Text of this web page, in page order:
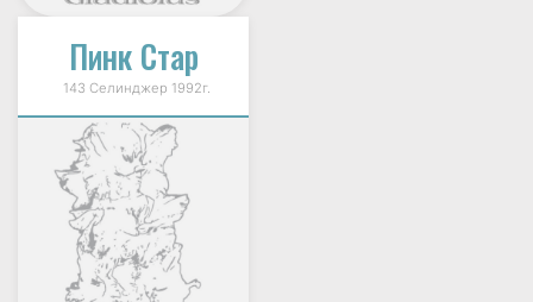
Пинк Стар
143 Селинджер 1992г.